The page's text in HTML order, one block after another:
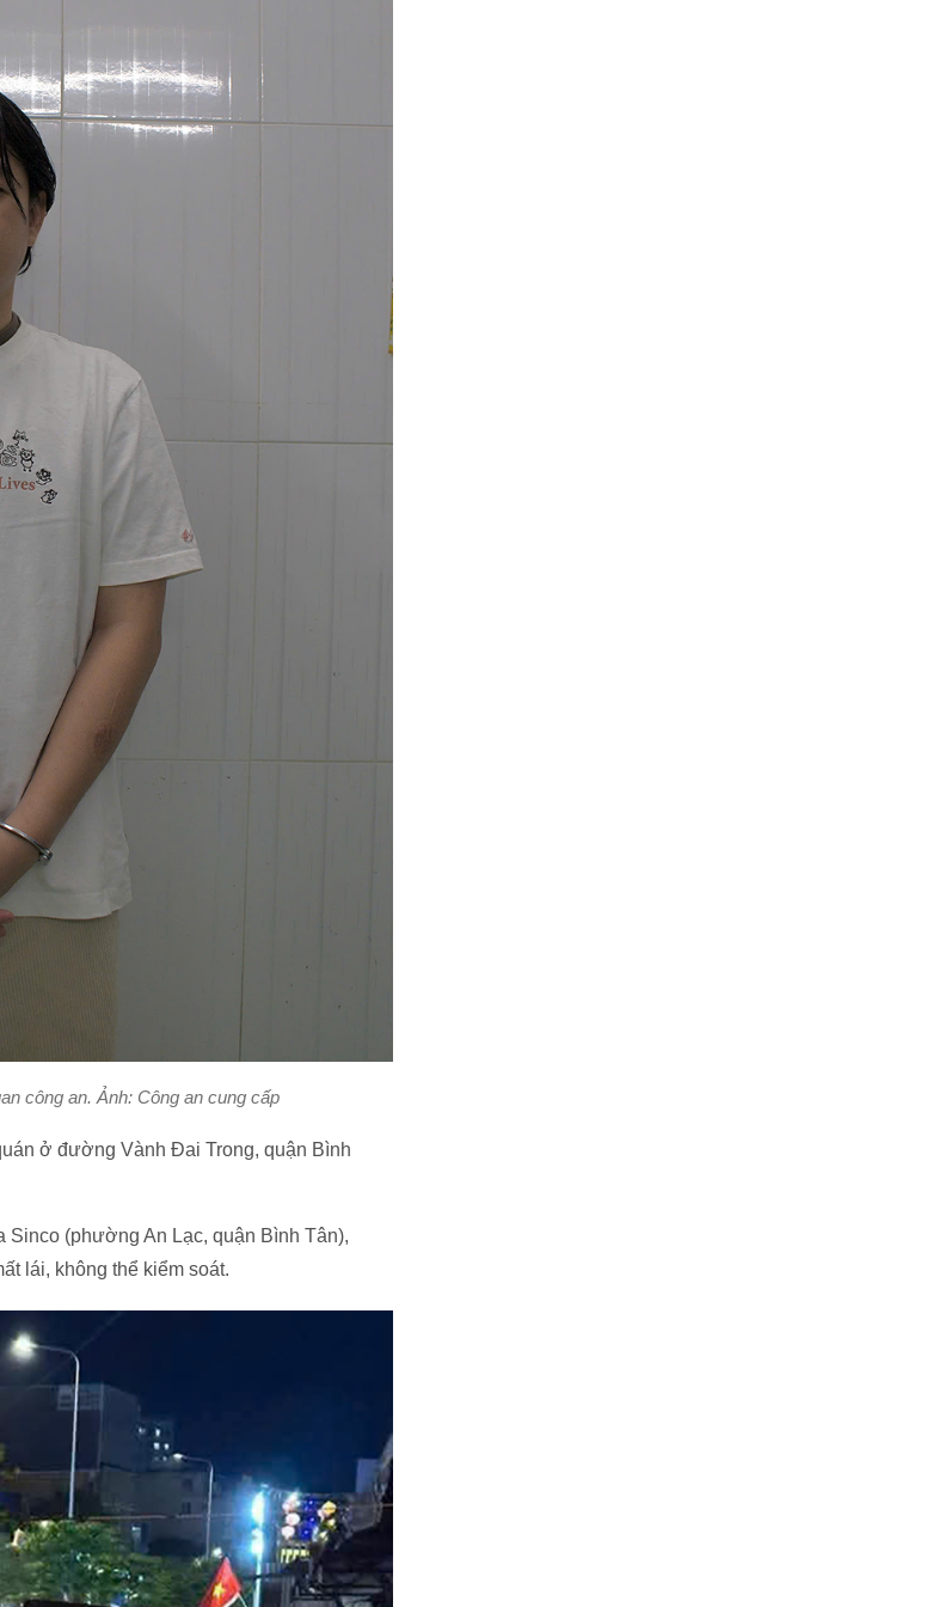
công an. Ảnh: Công an cung cấp
ở đường Vành Đai Trong, quận Bình
(phường An Lạc, quận Bình Tân),
lái, không thể kiểm soát.